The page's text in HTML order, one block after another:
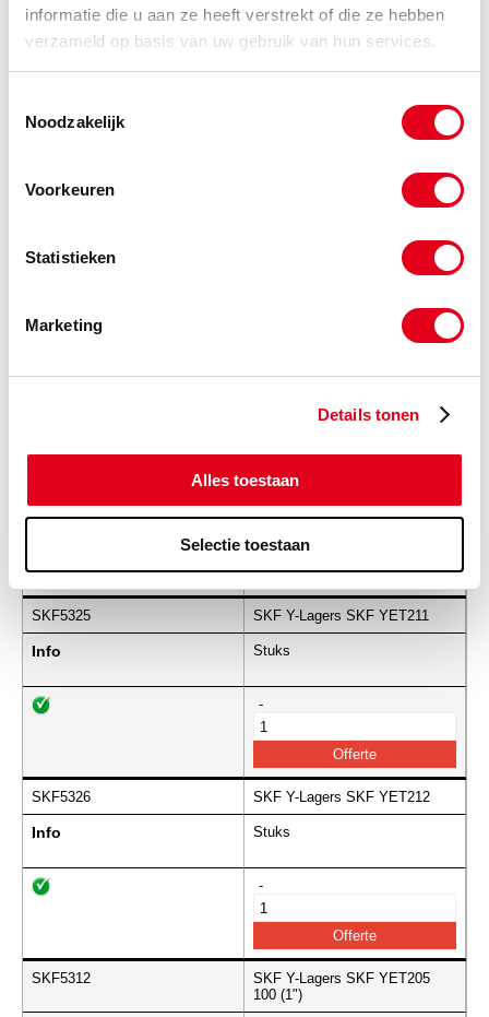
informatie die u aan ze heeft verstrekt of die ze hebben
verzameld op basis van uw gebruik van hun services.
Noodzakelijk
Voorkeuren
Statistieken
Marketing
Details tonen
Alles toestaan
Selectie toestaan
SKF5320 SKF Y-Lagers SKF YET208
SKF5322 SKF Y-Lagers SKF YET209
-
SKF5325 SKF Y-Lagers SKF YET211
Info Stuks
-
SKF5326 SKF Y-Lagers SKF YET212
Info Stuks
-
SKF5312
SKF Y-Lagers SKF YET205
100 (1")